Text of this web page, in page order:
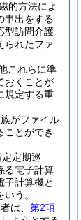
的方法によ
申出をする
型訪問介護
られたファ
これらに準
おくことが
規定する重
がファイル
ことができ
定期巡
る電子計算
子計算機と
う。
は、 第2項